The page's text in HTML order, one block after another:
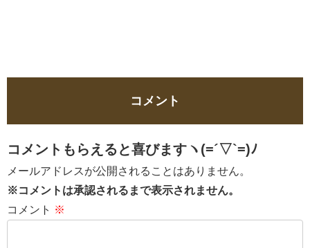
コメント
コメントもらえると喜びますヽ(=´▽`=)ﾉ
メールアドレスが公開されることはありません。
※コメントは承認されるまで表示されません。
コメント ※